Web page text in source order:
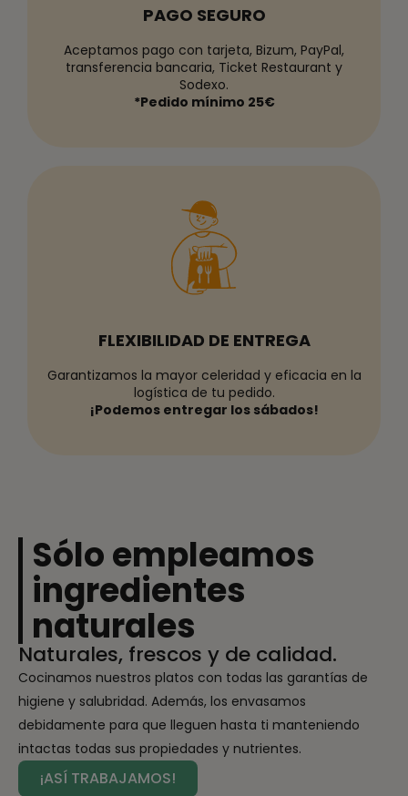
PAGO SEGURO
Aceptamos pago con tarjeta, Bizum, PayPal,
transferencia bancaria, Ticket Restaurant y
Sodexo.
*Pedido mínimo 25€
FLEXIBILIDAD DE ENTREGA
Garantizamos la mayor celeridad y eficacia en la
logística de tu pedido.
¡Podemos entregar los sábados!
Sólo empleamos
ingredientes
naturales
Naturales, frescos y de calidad.
Cocinamos nuestros platos con todas las garantías de
higiene y salubridad. Además, los envasamos
debidamente para que lleguen hasta ti manteniendo
intactas todas sus propiedades y nutrientes.
¡ASÍ TRABAJAMOS!